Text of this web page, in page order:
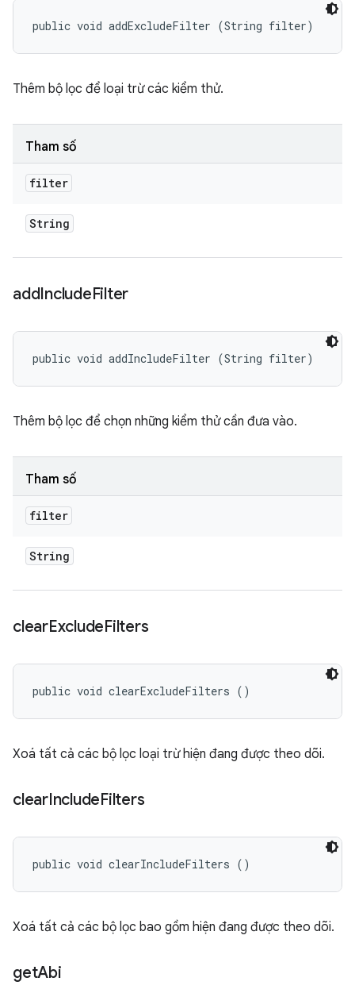
public void addExcludeFilter (String filter)
Thêm bộ lọc để loại trừ các kiểm thử.
Tham số
filter
String
addIncludeFilter
public void addIncludeFilter (String filter)
Thêm bộ lọc để chọn những kiểm thử cần đưa vào.
Tham số
filter
String
clearExcludeFilters
public void clearExcludeFilters ()
Xoá tất cả các bộ lọc loại trừ hiện đang được theo dõi.
clearIncludeFilters
public void clearIncludeFilters ()
Xoá tất cả các bộ lọc bao gồm hiện đang được theo dõi.
getAbi